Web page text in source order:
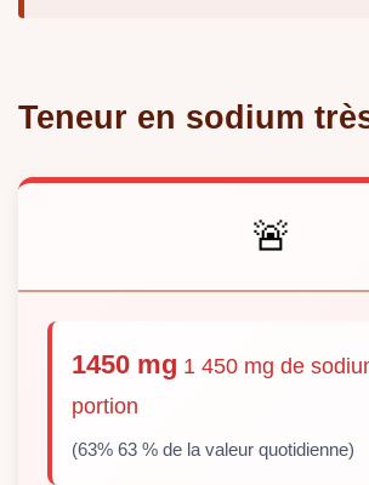
Teneur en sodium
🚨
1450 mg 1 450 mg de
portion
(63% 63 % de la valeur quotidienne)